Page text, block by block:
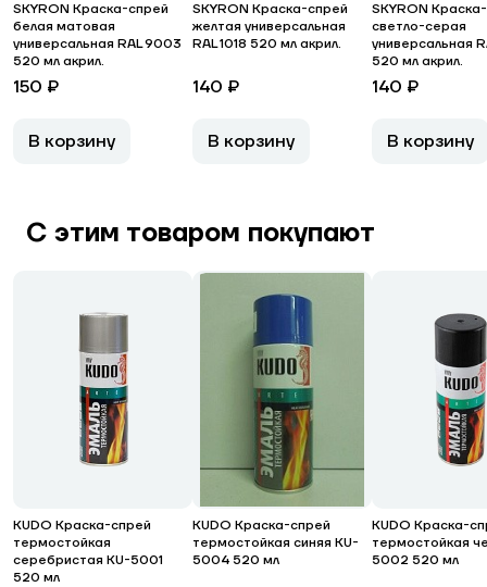
SKYRON Краска-спрей
белая матовая
универсальная RAL 9003
520 мл акрил.
150 ₽
В корзину
SKYRON Краска-спрей
желтая универсальная
RAL 1018 520 мл акрил.
140 ₽
В корзину
SKYRON
светло-серая
универсальная
520 мл акрил.
140 ₽
В корзину
С этим товаром покупают
KUDO Краска-спрей
термостойкая
серебристая KU-5001
520 мл
KUDO Краска-спрей
термостойкая синяя KU-
5004 520 мл
KUDO Краска-
термостойкая
5002 520 мл